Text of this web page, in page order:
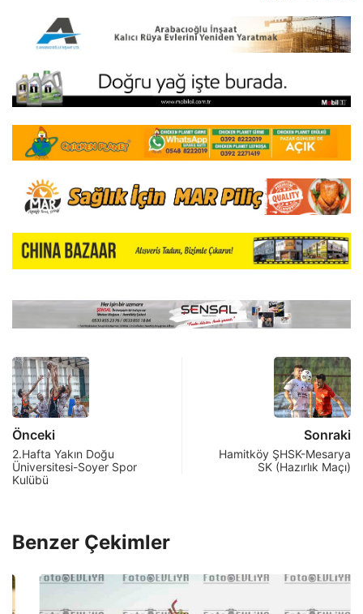
Önceki
2.Hafta Yakın Doğu
Üniversitesi-Soyer Spor
Kulübü
Sonraki
Hamitköy ŞHSK-Mesarya
SK (Hazırlık Maçı)
Benzer Çekimler